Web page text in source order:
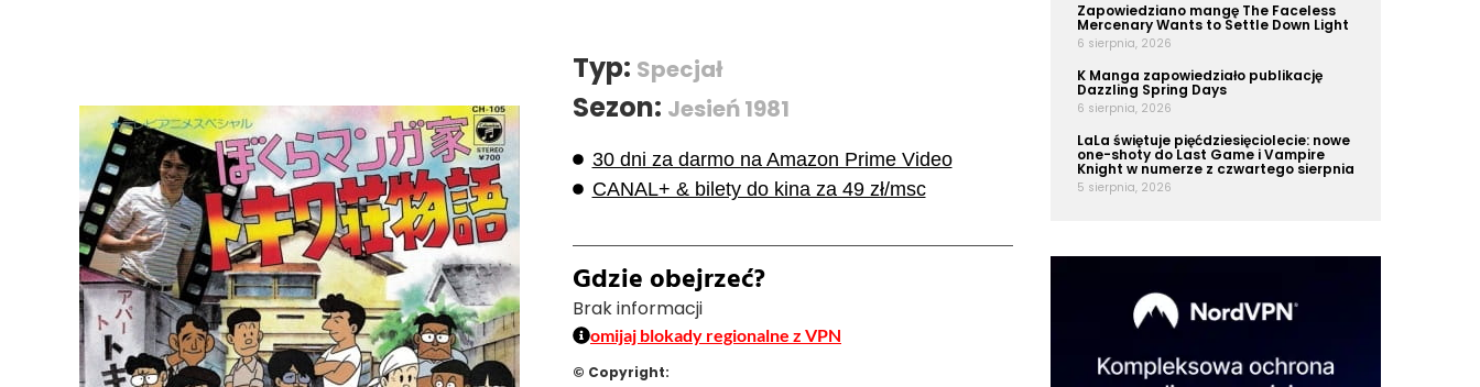
Typ: Specjał
Sezon: Jesień 1981
30 dni za darmo na Amazon Prime Video
CANAL+ & bilety do kina za 49 zł/msc
Gdzie obejrzeć?
Brak informacji
omijaj blokady regionalne z VPN
© Copyright:
Zapowiedziano mangę The Faceless
Mercenary Wants to Settle Down Light
6 sierpnia, 2026
K Manga zapowiedziało publikację
Dazzling Spring Days
6 sierpnia, 2026
LaLa świętuje pięćdziesięciolecie: nowe
one-shoty do Last Game i Vampire
Knight w numerze z czwartego sierpnia
5 sierpnia, 2026